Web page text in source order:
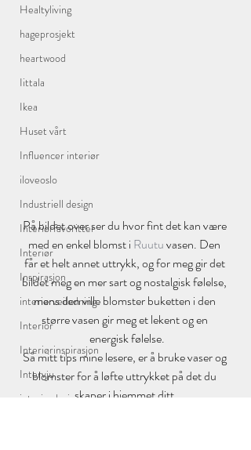
Healtyliving
hageprosjekt
heartwood
Iittala
Ikea
Huset vårt
Influencer interiør
iloveoslo
Industriell design
Interiørfavoritter
Interiør
Inspirasjon
interiørveiledning
Interior
Interiørinspirasjon
Intervju
interiordesign
På bildet over ser du hvor fint det kan være
med en enkel blomst i Ruutu vasen. Den
får et helt annet uttrykk, og for meg gir det
bildet meg en mer sart og nostalgisk følelse,
mens den ville blomster buketten i den
større vasen gir meg et lekent og en
energisk følelse.
Så mitt tips mine lesere, er å bruke vaser og
blomster for å løfte uttrykket på det du
skaper i hjemmet ditt.